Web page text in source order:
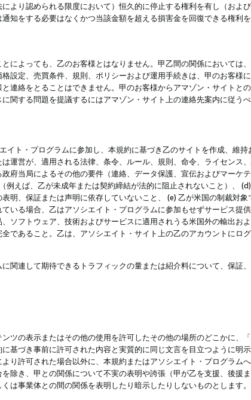
より認められる限度において）恒久的に停止する権利を有し（およ
知をする必要はなくかつ当該金額を超える損害金を回復できる権利を
によっても、乙のお客様とはなりません。甲乙間の関係においては
設定、売買条件、規則、ポリシーおよび運用手続きは、甲のお客様
連絡をとることはできません。甲のお客様からアマゾン・サイトと
関する問題を提議するにはアマゾン・サイト上の連絡先案内に従う
イト・プログラムに参加し、本規約に基づき乙のサイトを作成、維
運営が、適用される法律、条令、ルール、規則、命令、ライセンス
府当局によるその他の要件（連絡、データ保護、宣伝およびマーケ
例えば、乙が未成年または契約締結が法的に阻止されないこと）、
明、保証または声明に依存していないこと、 (e) 乙が米国の制裁対
いる場合、乙はアソシエイト・プログラムに参加もせずサービス提
ソフトウェア、技術およびサービスに適用されうる米国外の輸出お
であること。乙は、アソシエイト・サイト上の乙のアカウントにロ
関連して期待できるトラフィックの量または紹介料について、保証
ツの表示またはその他の使用を許可したその他の場所のどこかに、
基づき事前に許可された内容と実質的に同じ文言を目立つように明
り許可された場合以外に、本規約またはアソシエイト・プログラム
除き、甲との関係について不実の表明や誇張（甲が乙を支援、後援
は事業体との間の関係を表明したり暗示したりしないものとします。